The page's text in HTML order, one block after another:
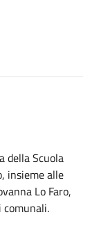
della Scuola
insieme alle
Lo Faro,